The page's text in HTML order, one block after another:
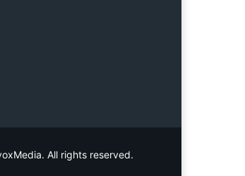
All rights reserved.